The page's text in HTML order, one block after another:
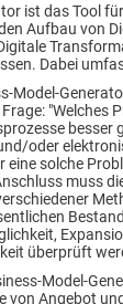
ist das Tool
Aufbau von
Dabei
Model-
"Welches
besser
oder
eine solche
muss
überprüft
Model-
von Angebot